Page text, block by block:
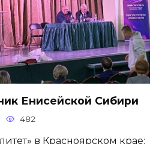
Енисейской Сибири
482
в Красноярском крае: